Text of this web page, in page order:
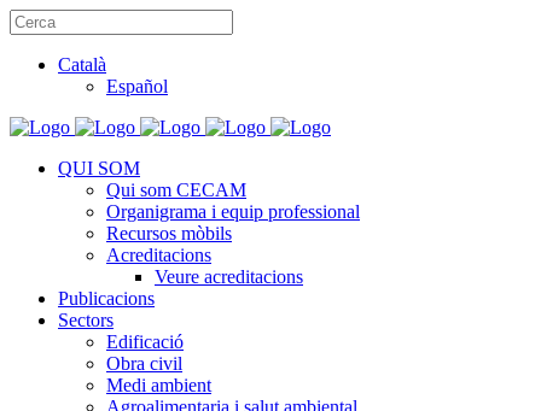
Català
Español
QUI SOM
Qui som CECAM
Organigrama i equip professional
Recursos mòbils
Acreditacions
Veure acreditacions
Publicacions
Sectors
Edificació
Obra civil
Medi ambient
Agroalimentaria i salut ambiental